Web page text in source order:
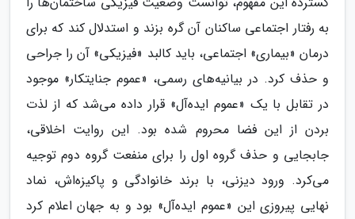
به رفتار اجتماعی ساکنان آن گره بزند و استدلال کند که برای
درمان «بیماری» اجتماعی، باید کالبد «فیزیکی» آن را جراحی
و حذف کرد. در بیانیه‌های رسمی، «عموم جنایتکار» موجود
در تقابل با یک «عموم ایده‌آل» قرار داده می‌شد که از لذت
بردن از این فضا محروم شده بود. این روایت اخلاقی،
جابجایی و حذف گروه اول را برای منفعت گروه دوم توجیه
می‌کرد. ورود دیزنی، با برند خانوادگی و پاکیزه‌اش، نماد
نهایی پیروزی این «عموم ایده‌آل» بود و به جهان اعلام کرد